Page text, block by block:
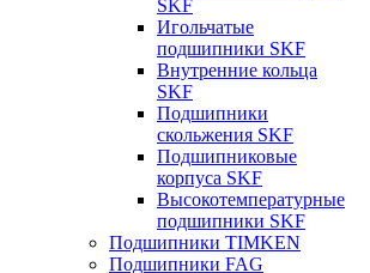
SKF
Игольчатые
подшипники SKF
Внутренние кольца
SKF
Подшипники
скольжения SKF
Подшипниковые
корпуса SKF
Высокотемпературные
подшипники SKF
Подшипники TIMKEN
Подшипники FAG